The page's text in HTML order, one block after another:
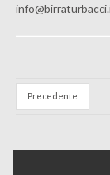
Precedente